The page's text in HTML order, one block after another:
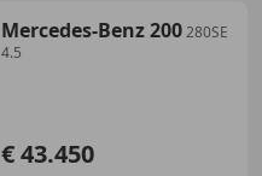
Mercedes-Benz 200280SE
4.5
€ 43.450